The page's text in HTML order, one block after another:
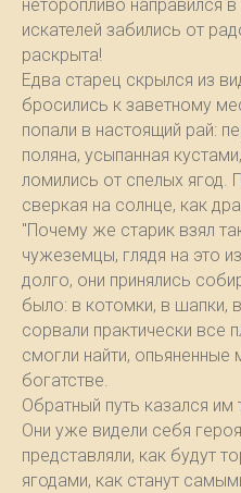
неторопливо направился
искателей забились от
раскрыта!
Едва старец скрылся из
бросились к заветному
попали в настоящий рай:
поляна, усыпанная
ломились от спелых ягод.
сверкая на солнце, как
"Почему же старик взял
чужеземцы, глядя на это
долго, они принялись
было: в котомки, в шапки,
сорвали практически все
смогли найти,
богатстве.
Обратный путь казался
Они уже видели себя
представляли, как будут
ягодами, как станут